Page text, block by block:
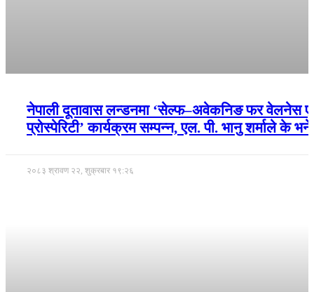
नेपाली दूतावास लन्डनमा ‘सेल्फ–अवेकनिङ फर वेलनेस
प्रोस्पेरिटी’ कार्यक्रम सम्पन्न, एल. पी. भानु शर्माले के
२०८३ श्रावण २२, शुक्रबार १९:२६